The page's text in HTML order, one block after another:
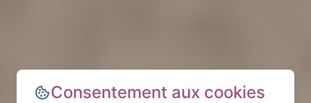
Consentement aux cookies